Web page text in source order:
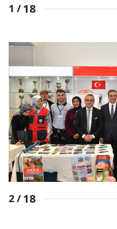
1 /18
2 /18